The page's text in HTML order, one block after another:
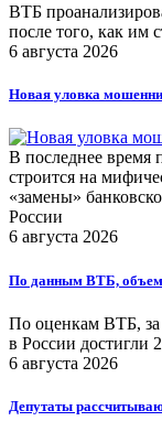
ВТБ
после того, как им
6 августа 2026
Новая уловка
В последнее время
строится на
«замены»
России
6 августа 2026
По данным ВТБ, объем
По оценкам ВТБ, за
в России достигли
6 августа 2026
Депутаты